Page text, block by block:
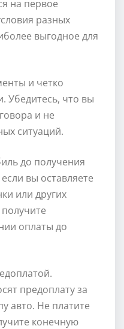
на первое
разных
выгодное для
и четко
Убедитесь, что вы
и не
ситуаций.
до получения
вы оставляете
или других
оплаты до
предоплату за
авто. Не платите
конечную